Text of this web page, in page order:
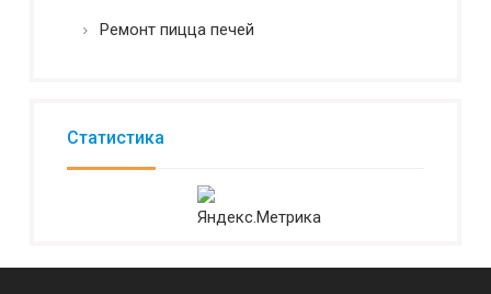
Ремонт пицца печей
Статистика